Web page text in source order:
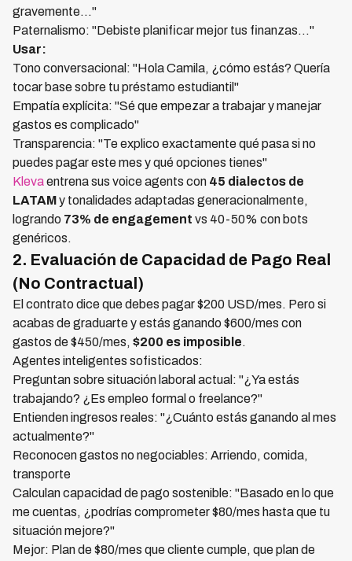
gravemente..."
Paternalismo: "Debiste planificar mejor tus finanzas..."
Usar:
Tono conversacional: "Hola Camila, ¿cómo estás? Quería
tocar base sobre tu préstamo estudiantil"
Empatía explícita: "Sé que empezar a trabajar y manejar
gastos es complicado"
Transparencia: "Te explico exactamente qué pasa si no
puedes pagar este mes y qué opciones tienes"
Klevaentrena sus voice agents con 45 dialectos de
LATAMy tonalidades adaptadas generacionalmente,
logrando 73% de engagement vs 40-50% con bots
genéricos.
2. Evaluación de Capacidad de Pago Real
(No Contractual)
El contrato dice que debes pagar $200 USD/mes. Pero si
acabas de graduarte y estás ganando $600/mes con
gastos de $450/mes, $200 es imposible.
Agentes inteligentes sofisticados:
Preguntan sobre situación laboral actual: "¿Ya estás
trabajando? ¿Es empleo formal o freelance?"
Entienden ingresos reales: "¿Cuánto estás ganando al mes
actualmente?"
Reconocen gastos no negociables: Arriendo, comida,
transporte
Calculan capacidad de pago sostenible: "Basado en lo que
me cuentas, ¿podrías comprometer $80/mes hasta que tu
situación mejore?"
Mejor: Plan de $80/mes que cliente cumple, que plan de